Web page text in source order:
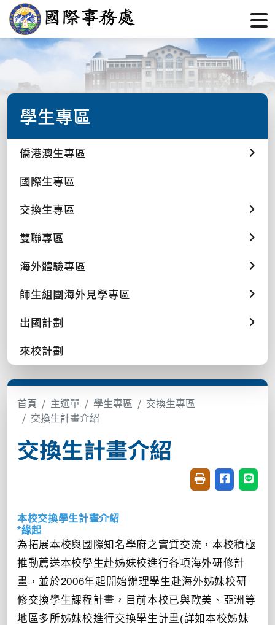
學生專區
僑港澳生專區
國際生專區
交換生專區
雙聯專區
海外體驗專區
師生組團海外見學專區
出國計劃
來校計劃
首頁 主選單 學生專區
交換生專區
交換生計畫介紹
交換生計畫介紹
友善列印(開新視
分享至臉書
分享
本校交換學生計畫介紹
*緣起
為拓展本校與國際知名學府之實質交流，本校積極
推動薦送本校學生赴姊妹校進行各項海外研修計
畫，並於2006年起開始辦理學生赴海外姊妹校研
修交換學生課程計畫，目前本校已與歐美、亞洲等
地區多所姊妹校進行交換學生計畫(詳如本校姊妹